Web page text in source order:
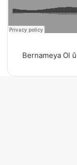
Bernameya Ol